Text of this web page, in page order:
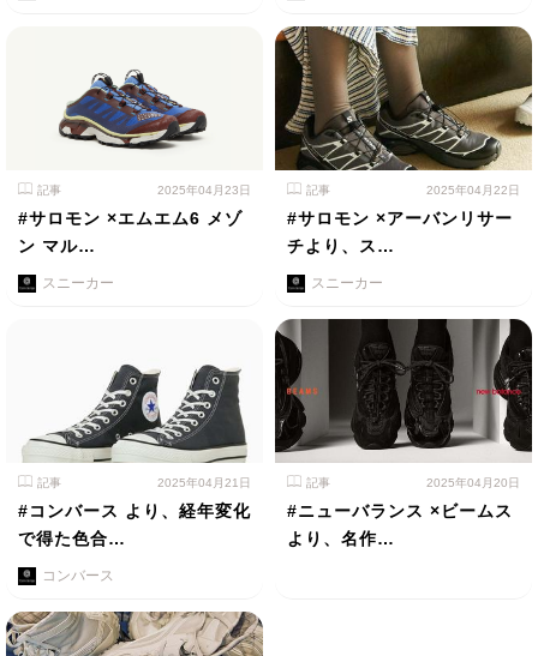
記事 2025年04月23日
#サロモン ×エムエム6 メゾ
ン マル…
スニーカー
記事 2025年04月22日
#サロモン ×アーバンリサー
チより、ス…
スニーカー
記事 2025年04月21日
#コンバース より、経年変化
で得た色合…
コンバース
記事 2025年04月20日
#ニューバランス ×ビームス
より、名作…